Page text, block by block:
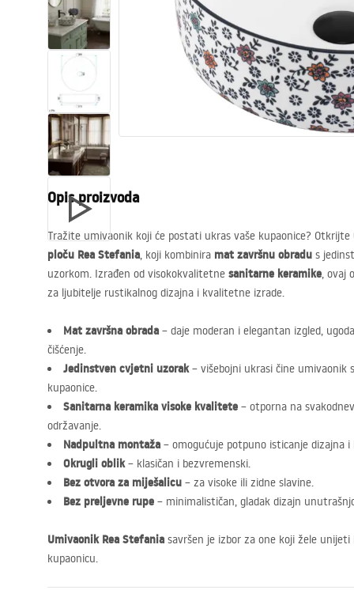
Miješalice, pipe, slavine
Kuhinja
Pribor i kupaonski namještaj
Opis proizvoda
Tražite umivaonik koji će postati ukras vaše kupaonice? Otkrijte
ploču Rea Stefania, koji kombinira mat završnu obradu s
uzorkom. Izrađen od visokokvalitetne sanitarne keramike, ovaj
za ljubitelje rustikalnog dizajna i kvalitetne izrade.
Mat završna obrada – daje moderan i elegantan izgled,
čišćenje.
Jedinstven cvjetni uzorak– višebojni ukrasi čine umivaonik
kupaonice.
Sanitarna keramika visoke kvalitete – otporna na
održavanje.
Nadpultna montaža – omogućuje potpuno isticanje dizajna i
Okrugli oblik– klasičan i bezvremenski.
Bez otvora za miješalicu – za visoke ili zidne slavine.
Bez preljevne rupe – minimalističan, gladak dizajn
Umivaonik Rea Stefania savršen je izbor za one koji žele
kupaonicu.